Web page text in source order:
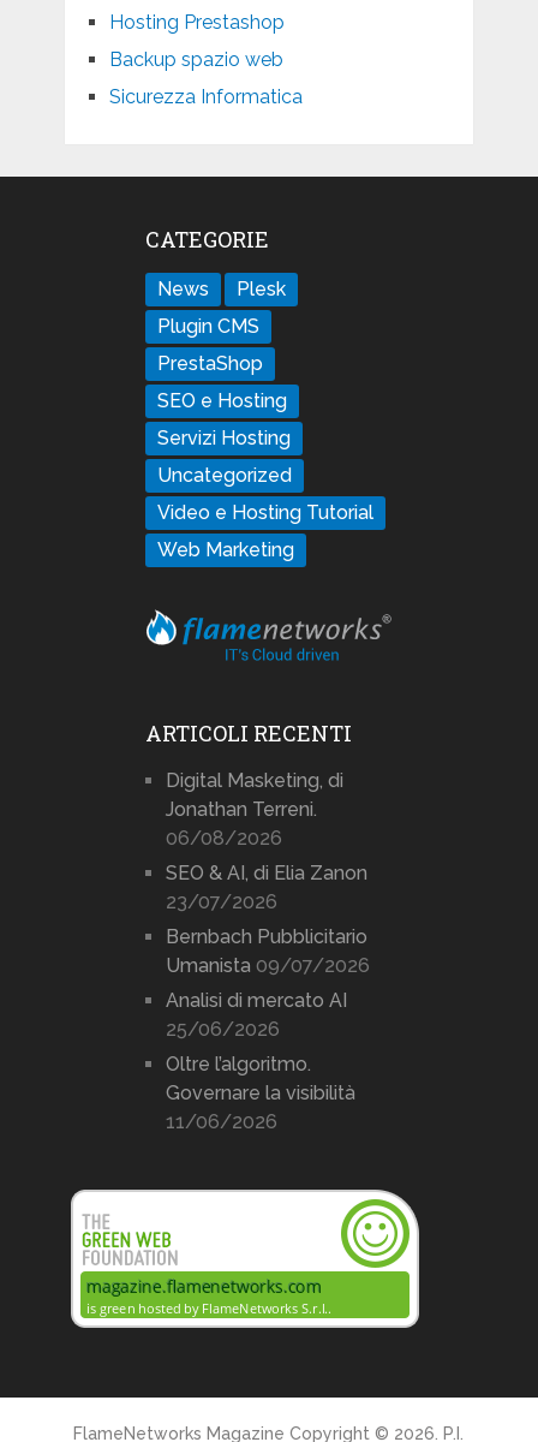
Hosting Prestashop
Backup spazio web
Sicurezza Informatica
CATEGORIE
News
Plesk
Plugin CMS
PrestaShop
SEO e Hosting
Servizi Hosting
Uncategorized
Video e Hosting Tutorial
Web Marketing
ARTICOLI RECENTI
Digital Masketing, di
Jonathan Terreni.
06/08/2026
SEO & AI, di Elia Zanon
23/07/2026
Bernbach Pubblicitario
Umanista 09/07/2026
Analisi di mercato AI
25/06/2026
Oltre l’algoritmo.
Governare la visibilità
11/06/2026
FlameNetworks Magazine Copyright © 2026. P.I.